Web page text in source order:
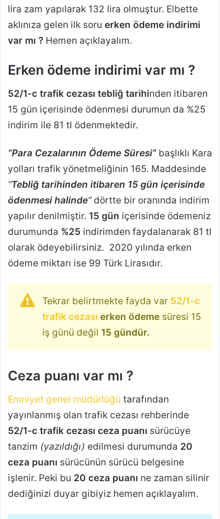
lira zam yapılarak 132 lira olmuştur. Elbette
aklınıza gelen ilk soru erken ödeme indirimi
var mı ? Hemen açıklayalım.
Erken ödeme indirimi var mı ?
52/1-c trafik cezası tebliğ tarihinden itibaren
15 gün içerisinde ödenmesi durumun da %25
indirim ile 81 tl ödenmektedir.
“Para Cezalarının Ödeme Süresi” başlıklı Kara
yolları trafik yönetmeliğinin 165. Maddesinde
“Tebliğ tarihinden itibaren 15 gün içerisinde
ödenmesi halinde” dörtte bir oranında indirim
yapılır denilmiştir. 15 gün içerisinde ödemeniz
durumunda %25 indirimden faydalanarak 81 tl
olarak ödeyebilirsiniz. 2020 yılında erken
ödeme miktarı ise 99 Türk Lirasıdır.
Tekrar belirtmekte fayda var 52/1-c
trafik cezası erken ödeme süresi 15
iş günü değil 15 gündür.
Ceza puanı var mı ?
Emniyet genel müdürlüğü tarafından
yayınlanmış olan trafik cezası rehberinde
52/1-c trafik cezası ceza puanı sürücüye
tanzim (yazıldığı) edilmesi durumunda 20
ceza puanı sürücünün sürücü belgesine
işlenir. Peki bu 20 ceza puanı ne zaman silinir
dediğinizi duyar gibiyiz hemen açıklayalım.